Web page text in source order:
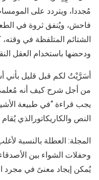
مُجددا، ويتردد على
فاحش، ويُنفق ثروة في
الشتائم المتلفظة في
ودحضها باستخدام العقل
أسَرَّيْتُ لكم قبل قليل بأني
من أجل شرح كيف أنه
يجب قراءة “في طبيعة
النص والكاريكاتورالذي
المجلة: العطلة بالنسبة
وحفلات الشواء بين
يُمكن إيجاد معنىً في مجرد